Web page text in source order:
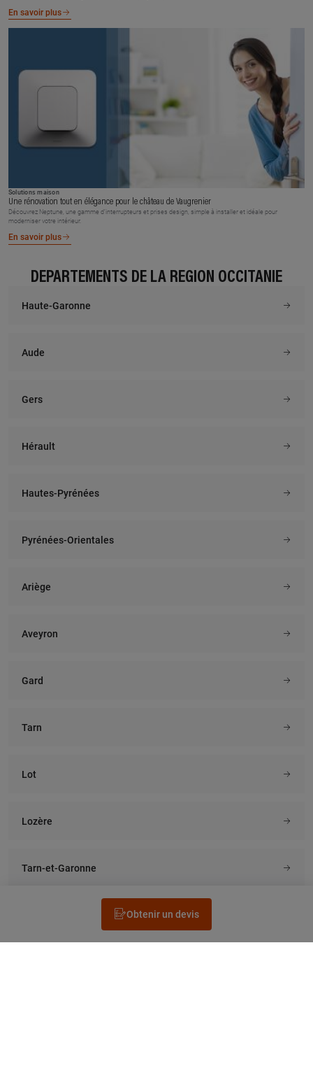
Obtenir un devis
En savoir plus
Solutions maison
Une rénovation tout en élégance pour le château de Vaugrenier
Découvrez Neptune, une gamme d’interrupteurs et prises design, simple à installer et idéale pour
moderniser votre intérieur.
En savoir plus
DÉPARTEMENTS DE LA RÉGION OCCITANIE
Haute-Garonne
Aude
Gers
Hérault
Hautes-Pyrénées
Pyrénées-Orientales
Ariège
Aveyron
Gard
Tarn
Lot
Lozère
Tarn-et-Garonne